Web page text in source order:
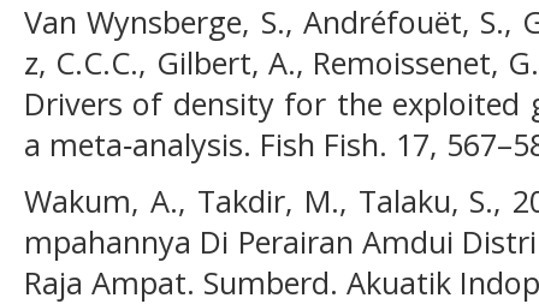
Van Wynsberge, S., Andréfouët, S.,
z, C.C.C., Gilbert, A., Remoissenet,
Drivers of density for the exploited
a meta‐analysis. Fish Fish. 17,
Wakum, A., Takdir, M., Talaku, S.,
mpahannya Di Perairan Amdui
Raja Ampat. Sumberd. Akuatik